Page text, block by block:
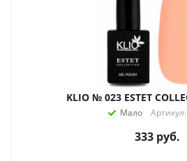
KLIO № 023 ESTET
Мало
333руб.